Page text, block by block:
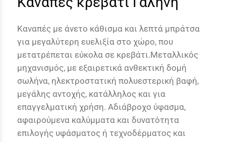
Καναπές με άνετο κάθισμα και λεπτά μπράτσα
για μεγαλύτερη ευελιξία στο χώρο, που
μετατρέπεται εύκολα σε κρεβάτι.Μεταλλικός
μηχανισμός, με εξαιρετικά ανθεκτική δομή
σωλήνα, ηλεκτροστατική πολυεστερική βαφή,
μεγάλης αντοχής, κατάλληλος και για
επαγγελματική χρήση. Αδιάβροχο ύφασμα,
αφαιρούμενα καλύμματα και δυνατότητα
επιλογής υφάσματος ή τεχνοδέρματος και